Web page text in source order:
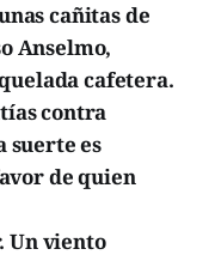
cañitas de
Anselmo,
cafetera.
contra
suerte es
de quien
Un viento